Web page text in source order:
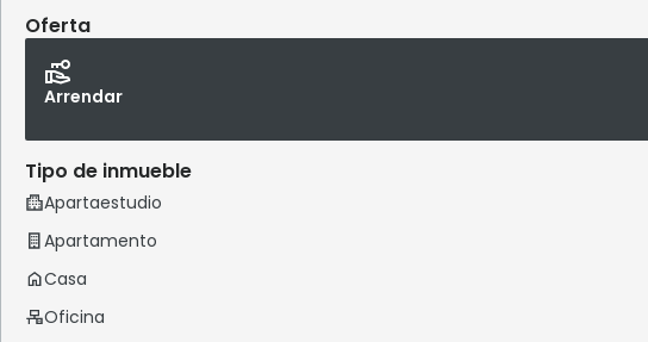
Oferta
Arrendar
Tipo de inmueble